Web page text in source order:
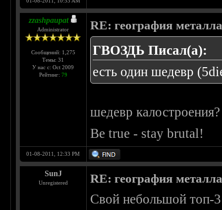
zzashpaupat
Administrator
Сообщений: 1,275
Темы: 31
У нас с: Oct 2009
Рейтинг: 79
RE: география
ГВОЗДЬ Писал(а):
есть один шедевр
шедевр калостроения?
Be true - stay brutal!
01-08-2011, 12:33 PM
SunJ
Unregistered RE: география
Свой небольшой топ-